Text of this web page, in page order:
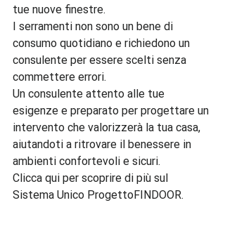
tue nuove finestre.
I serramenti non sono un bene di
consumo quotidiano e richiedono un
consulente per essere scelti senza
commettere errori.
Un consulente attento alle tue
esigenze e preparato per progettare un
intervento che valorizzerà la tua casa,
aiutandoti a ritrovare il benessere in
ambienti confortevoli e sicuri.
Clicca qui per scoprire di più sul